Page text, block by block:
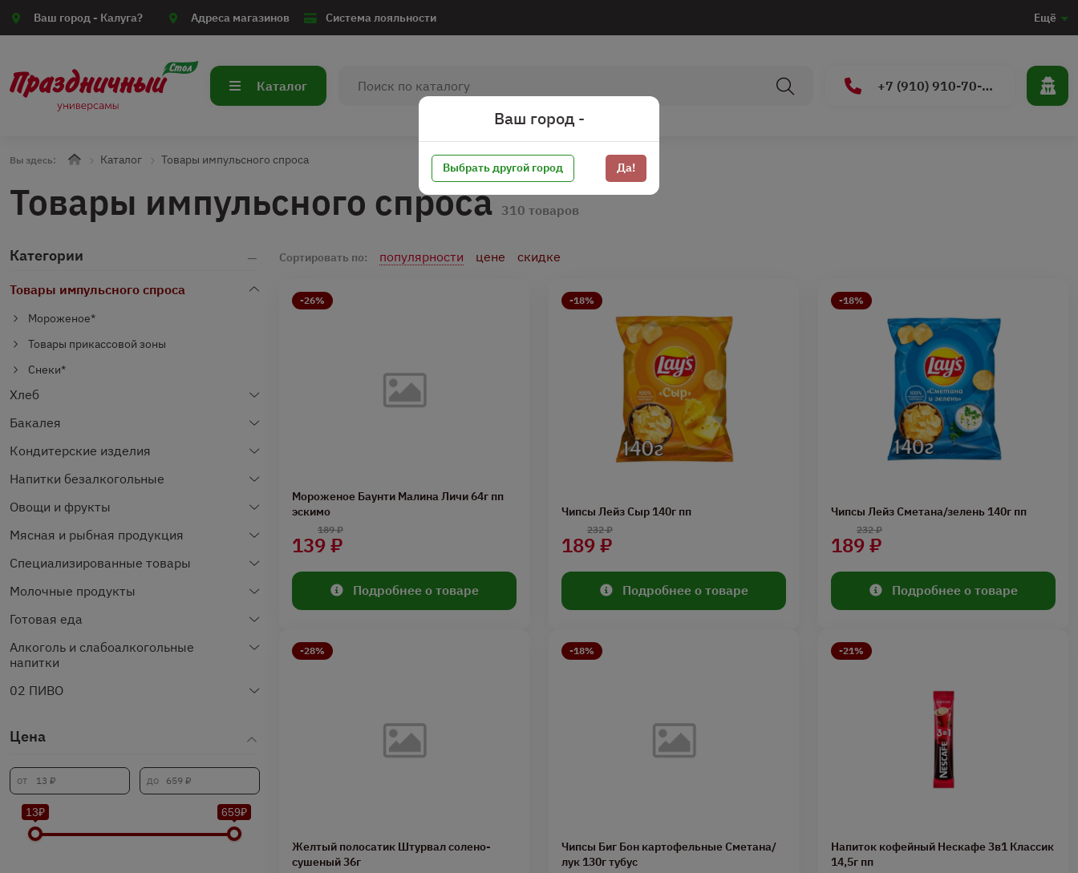
Ваш город - Калуга? Адреса магазинов Система лояльности Ещё
Каталог +7 (910) 910-70-15
Вы здесь: Каталог Товары импульсного спроса
Товары импульсного спроса310 товаров
Категории
Товары импульсного спроса
Мороженое*
Товары прикассовой зоны
Снеки*
Хлеб
Бакалея
Кондитерские изделия
Напитки безалкогольные
Овощи и фрукты
Мясная и рыбная продукция
Специализированные товары
Молочные продукты
Готовая еда
Алкоголь и слабоалкогольные
напитки
02 ПИВО
Цена
13₽ 659₽
Сортировать по: популярности цене скидке
-26%
Мороженое Баунти Малина Личи 64г пп
эскимо
139 ₽
189 ₽
Подробнее о товаре
-18%
Чипсы Лейз Сыр 140г пп
189 ₽
232 ₽
Подробнее о товаре
-18%
Чипсы Лейз Сметана/зелень 140г пп
189 ₽
232 ₽
Подробнее о товаре
-28%
Желтый полосатик Штурвал солено-
сушеный 36г
-18%
Чипсы Биг Бон картофельные Сметана/
лук 130г тубус
-21%
Напиток кофейный Нескафе 3в1 Классик
14,5г пп
Ваш город -
Выбрать другой город Да!